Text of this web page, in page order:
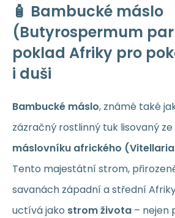
🧴 Bambucké máslo
(Butyrospermum
poklad Afriky pro
i duši
Bambucké máslo, známé také
zázračný rostlinný tuk lisovaný
máslovníku afrického
Tento majestátní strom,
savanách západní a střední
uctívá jako strom života – nejen